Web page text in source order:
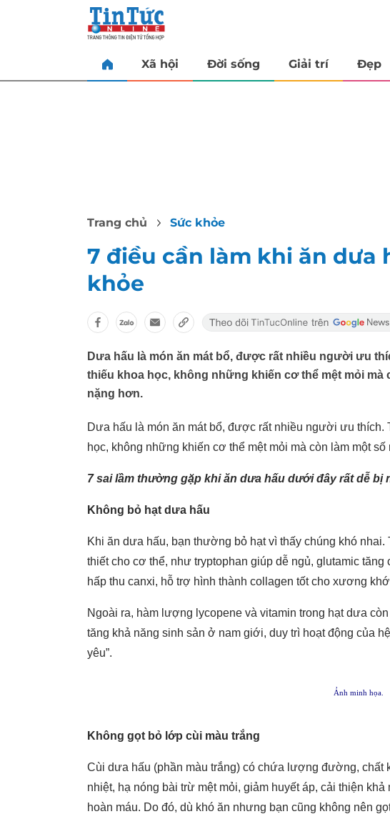
Xã hội Đời sống Giải trí Đẹp
Trang chủ Sức khỏe
7 điều cần làm khi ăn dưa
khỏe
Dưa hấu là món ăn mát bổ, được rất nhiều người ưu
thiếu khoa học, không những khiến cơ thể mệt mỏi
nặng hơn.
Dưa hấu là món ăn mát bổ, được rất nhiều người ưu thích.
học, không những khiến cơ thể mệt mỏi mà còn làm một
7 sai lầm thường gặp khi ăn dưa hấu dưới đây rất dễ
Không bỏ hạt dưa hấu
Khi ăn dưa hấu, bạn thường bỏ hạt vì thấy chúng khó
thiết cho cơ thể, như tryptophan giúp dễ ngủ, glutamic
hấp thu canxi, hỗ trợ hình thành collagen tốt cho xương
Ngoài ra, hàm lượng lycopene và vitamin trong hạt dưa
tăng khả năng sinh sản ở nam giới, duy trì hoạt động của
yêu”.
Ảnh minh họa.
Không gọt bỏ lớp cùi màu trắng
Cùi dưa hấu (phần màu trắng) có chứa lượng đường, chất
nhiệt, hạ nóng bài trừ mệt mỏi, giảm huyết áp, cải thiện
hoàn máu. Do đó, dù khó ăn nhưng bạn cũng không nên